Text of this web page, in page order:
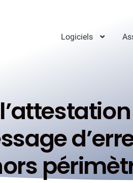
Logiciels